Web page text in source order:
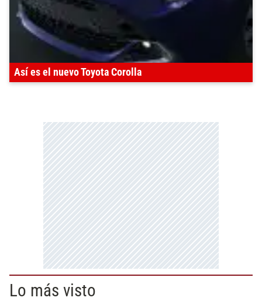
Así es el nuevo Toyota Corolla
Lo más visto